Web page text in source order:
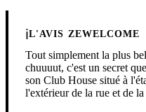
ℹ️L'AVIS ZEWELCOME
Tout simplement la plus
chuuuut, c'est un secret
son Club House situé à
l'extérieur de la rue et de la